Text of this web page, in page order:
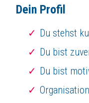
ÜberISOWA GmbH
Technische
ISOWA ist ein
Vier Jahrzehnte
ISOWA hat sich in den
Wir freuen uns auf Ihre
Dein Profil
Du stehst
Du bist
Du bist